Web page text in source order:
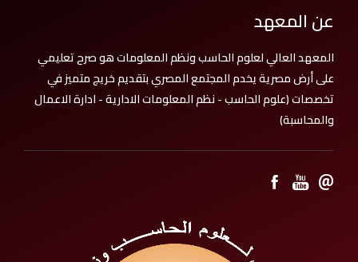
عن المعهد
المعهد العالي لعلوم الحاسب ونظم المعلومات هو صرح تعليمي
على أرض مصرية يخدم المجتمع المصري بتقديم خريج متميز في
تخصصات (علوم الحاسب - نظم المعلومات الادارية - ادارة الاعمال
والمحاسبة)